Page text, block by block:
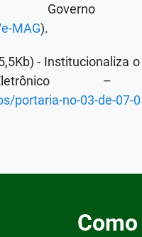
MAG).
- Institucionaliza
–
portaria-no-03-de-07-